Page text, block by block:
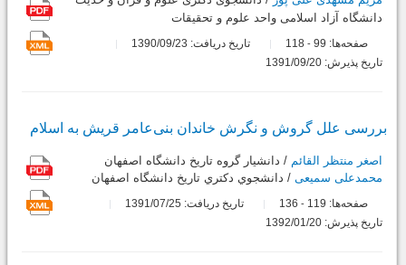
دانشگاه آزاد اسلامی واحد علوم و تحقیقات
صفحه‌ها: 99
-
تاریخ دریافت: 1390/09/23
تاریخ پذیرش: 1391/09/20
بررسی علل گروش و نگرش خاندان بنی‌عامر قریش به اسلام
اصغر منتظر القائم / دانشیار گروه تاریخ دانشگاه اصفهان
محمدعلی سمیعی / دانشجوي دكتري تاريخ دانشگاه اصفهان
صفحه‌ها: 119
-
تاریخ دریافت: 1391/07/25
تاریخ پذیرش: 1392/01/20